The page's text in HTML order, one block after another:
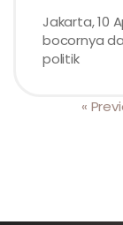
Jakarta, 10
bocornya
politik
«